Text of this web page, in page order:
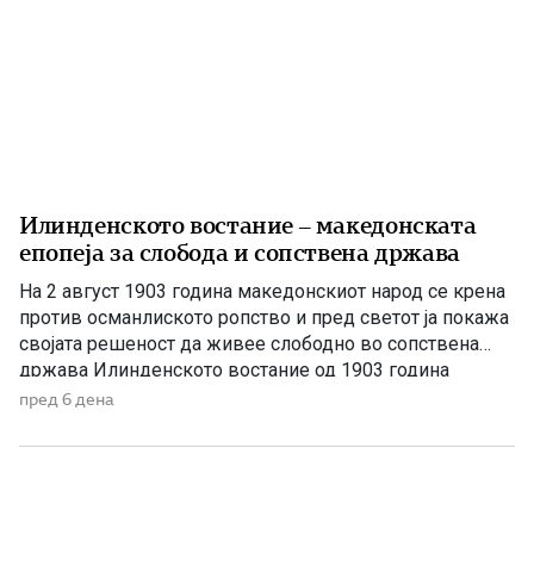
Илинденското востание – македонската
епопеја за слобода и сопствена држава
На 2 август 1903 година македонскиот народ се крена
против османлиското ропство и пред светот ја покажа
својата решеност да живее слободно во сопствена
држава Илинденското востание од 1903 година
претставува еден од најсветлите и најзначајните
било ненадеен и изолиран бунт, туку врв на
пред 6 дена